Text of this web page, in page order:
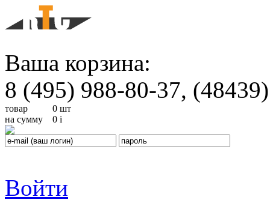
Ваша корзина:
8 (495) 988-80-37,
товар
0 шт
на сумму
0 i
Войти